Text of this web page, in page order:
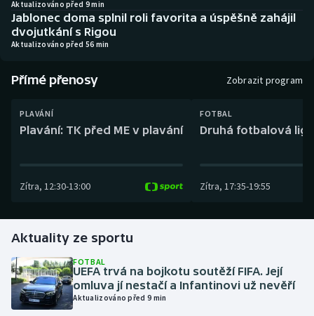
Biatlon
Boby a skeleton
Box
Curling
Golf
Gymnastika
Házená
Aplikace ČT sport
AZ kvíz
Aktualizováno před 9 min
Jablonec doma splnil roli favorita a úspěšně zahájil
dvojutkání s Rigou
Aktualizováno před 56 min
Přímé přenosy Zobrazit program
PLAVÁNÍ
Plavání: TK před ME v plavání
Zítra, 12:30-13:00
FOTBAL
Druhá fotbalová
Zítra, 17:35-19:55
Aktuality ze sportu
FOTBAL
UEFA trvá na bojkotu soutěží FIFA. Její
omluva jí nestačí a Infantinovi už nevěří
Aktualizováno před 9 min